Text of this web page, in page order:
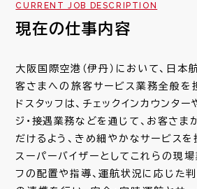
RECRUIT
キャリア採用募集要項
教育・研修制度
CURRENT JOB DESCRIPTION
現在の仕事内容
大阪国際空港（伊丹）において、日本
客さまへの旅客サービス業務全般を
ドスタッフは、チェックインカウンター
ジ・接遇業務などを通じて、お客さま
だけるよう、きめ細やかなサービスを
スーパーバイザーとしてこれらの現場
フの配置や指導、運航状況に応じた判